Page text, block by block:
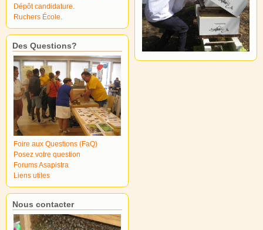
Dépôt candidature.
Ruchers École.
Des Questions?
Foire aux Questions (FaQ)
Posez votre question
Forums Asapistra
Liens utiles
Nous contacter